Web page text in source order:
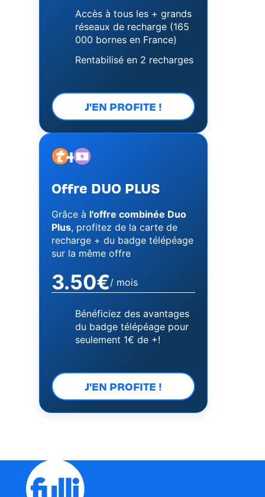
Accès à tous les + grands
réseaux de recharge (165
000 bornes en France)
Rentabilisé en 2 recharges
J'EN PROFITE !
Image
+Image
Offre DUO PLUS
Grâce à l'offre combinée Duo
Plus, profitez de la carte de
recharge + du badge télépéage
sur la même offre
3.50€/ mois
Bénéficiez des avantages
du badge télépéage pour
seulement 1€ de +!
J'EN PROFITE !